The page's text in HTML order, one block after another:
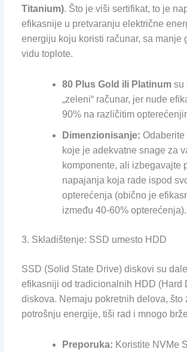
Titanium). Što je viši sertifikat, to je
efikasnije u pretvaranju električne
energiju koju koristi računar, sa manje
vidu toplote.
80 Plus Gold ili Platinumsu
„zeleni“ računar, jer nude
90% na različitim
Dimenzionisanje:
koje je adekvatne snage za
komponente, ali izbegavajte
napajanja koja rade ispod
opterećenja (obično je
između 40-60% opterećenja).
3. Skladištenje: SSD umesto HDD
SSD (Solid State Drive) diskovi su
efikasniji od tradicionalnih HDD (Hard
diskova. Nemaju pokretnih delova, što
potrošnju energije, tiši rad i mnogo
Preporuka: Koristite NVMe